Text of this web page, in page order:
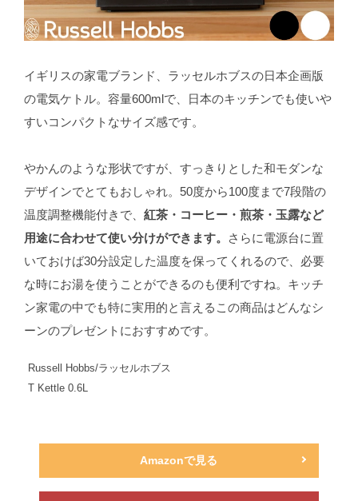
イギリスの家電ブランド、ラッセルホブスの日本企画版
の電気ケトル。容量600mlで、日本のキッチンでも使いや
すいコンパクトなサイズ感です。
やかんのような形状ですが、すっきりとした和モダンな
デザインでとてもおしゃれ。50度から100度まで7段階の
温度調整機能付きで、 紅茶・コーヒー・煎茶・玉露など
用途に合わせて使い分けができます。
さらに電源台に置
いておけば30分設定した温度を保ってくれるので、必要
な時にお湯を使うことができるのも便利ですね。キッチ
ン家電の中でも特に実用的と言えるこの商品はどんなシ
ーンのプレゼントにおすすめです。
Russell Hobbs/ラッセルホブス
T Kettle 0.6L
Amazonで見る